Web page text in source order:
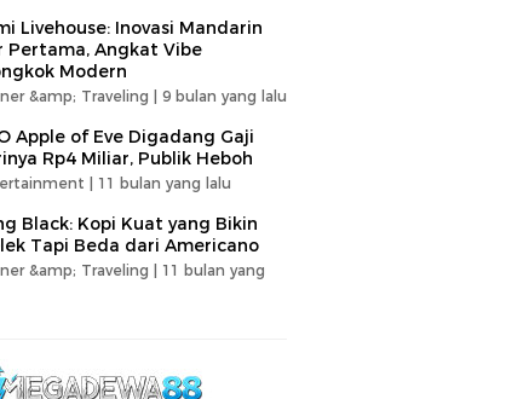
Livehouse: Inovasi Mandarin
Pertama, Angkat Vibe
Modern
&amp; Traveling | 9 bulan yang lalu
Apple of Eve Digadang Gaji
Rp4 Miliar, Publik Heboh
| 11 bulan yang lalu
Black: Kopi Kuat yang Bikin
Tapi Beda dari Americano
&amp; Traveling | 11 bulan yang